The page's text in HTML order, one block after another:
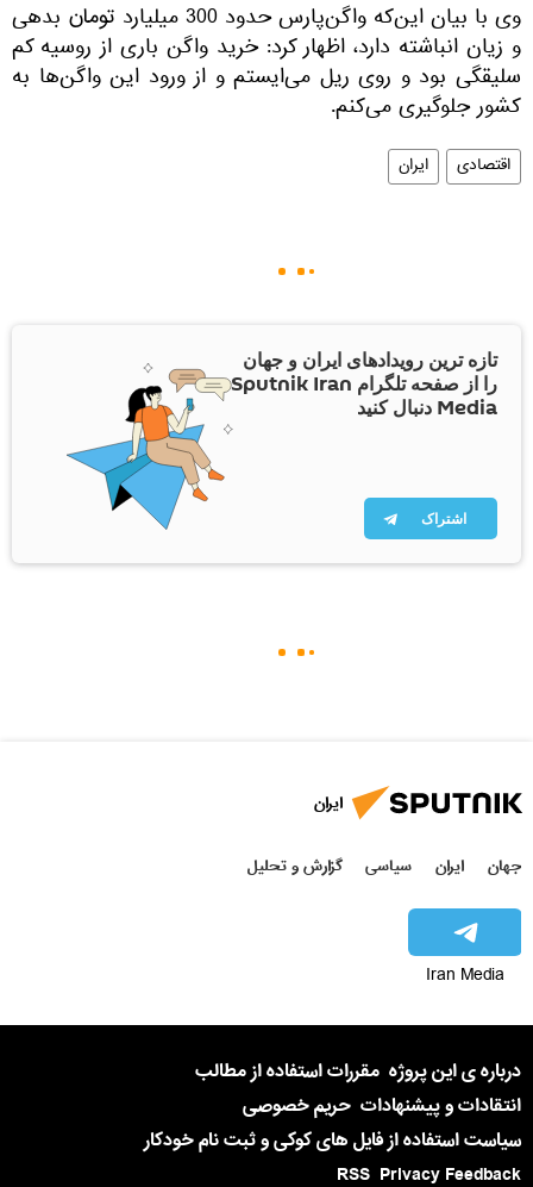
وی با بیان این‌که واگن‌پارس حدود 300 میلیارد تومان بدهی
و زیان انباشته دارد، اظهار کرد: خرید واگن باری از روسیه کم
سلیقگی بود و روی ریل می‌ایستم و از ورود این واگن‌ها به
کشور جلوگیری می‌کنم.
اقتصادی ایران
تازه ترین رویدادهای ایران و جهان
را از صفحه تلگرام Sputnik Iran
Media دنبال کنید
اشتراک
ایران
جهان ایران سیاسی گزارش و تحلیل
Iran Media
درباره ی این پروژه مقررات استفاده از مطالب
انتقادات و پیشنهادات حریم خصوصی
سیاست استفاده از فایل های کوکی و ثبت نام خودکار
Privacy Feedback
RSS